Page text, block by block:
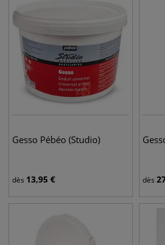
Gesso Pébéo (Studio)
dès 13,95 € dès